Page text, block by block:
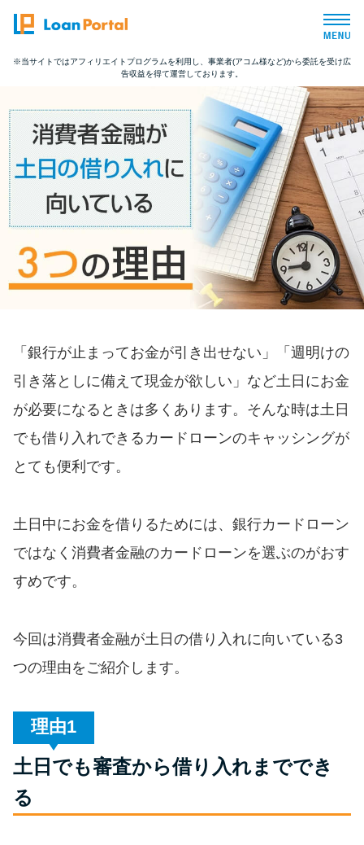
トップページ
おすすめコンテンツ
総合人気ランキング
とにかくすぐ借りたい方向け
バレずに借りたい方向け
便利なコンテンツ
カードローン診断
カードローンQ&A
リボ払いをそのまま払いきると
カードローンの見直しで40万円
得した話
特集ページ一覧
種類や特徴で探す
※当サイトではアフィリエイトプログラムを利用し、事業者(アコム様など)から委託を受け広
告収益を得て運営しております。
「銀行が止まってお金が引き出せない」「週明けの
引き落としに備えて現金が欲しい」など土日にお金
が必要になるときは多くあります。そんな時は土日
でも借り入れできるカードローンのキャッシングが
とても便利です。
土日中にお金を借りるためには、銀行カードローン
ではなく消費者金融のカードローンを選ぶのがおす
すめです。
今回は消費者金融が土日の借り入れに向いている3
つの理由をご紹介します。
理由
土日でも審査から借り入れまででき
る